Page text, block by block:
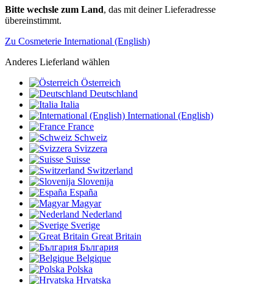
Bitte wechsle zum Land, das mit deiner Lieferadresse
übereinstimmt.
Zu Cosmeterie International (English)
Anderes Lieferland wählen
Österreich
Deutschland
Italia
International (English)
France
Schweiz
Svizzera
Suisse
Switzerland
Slovenija
España
Magyar
Nederland
Sverige
Great Britain
България
Belgique
Polska
Hrvatska